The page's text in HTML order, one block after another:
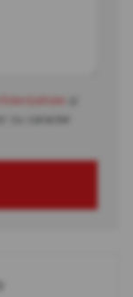
cu caracter